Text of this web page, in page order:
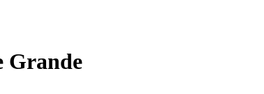
Grande